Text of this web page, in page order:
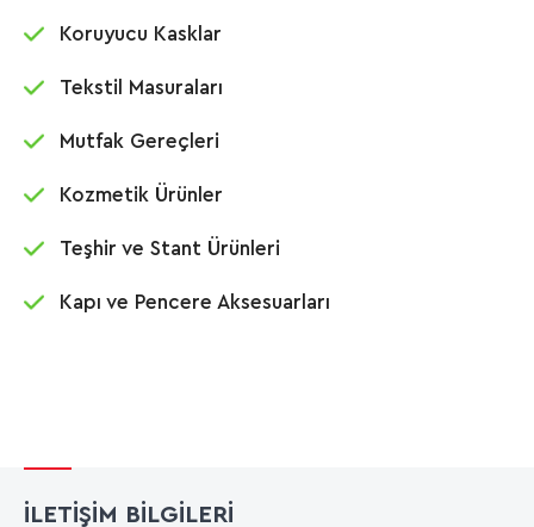
Koruyucu Kasklar
Tekstil Masuraları
Mutfak Gereçleri
Kozmetik Ürünler
Teşhir ve Stant Ürünleri
Kapı ve Pencere Aksesuarları
İLETİŞİM BİLGİLERİ